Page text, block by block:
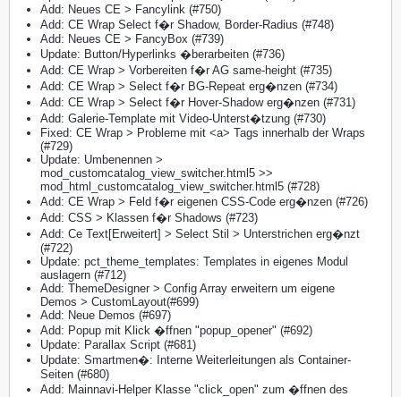
Add: Neues CE > Fancylink (#750)
Add: CE Wrap Select f�r Shadow, Border-Radius (#748)
Add: Neues CE > FancyBox (#739)
Update: Button/Hyperlinks �berarbeiten (#736)
Add: CE Wrap > Vorbereiten f�r AG same-height (#735)
Add: CE Wrap > Select f�r BG-Repeat erg�nzen (#734)
Add: CE Wrap > Select f�r Hover-Shadow erg�nzen (#731)
Add: Galerie-Template mit Video-Unterst�tzung (#730)
Fixed: CE Wrap > Probleme mit <a> Tags innerhalb der Wraps
(#729)
Update: Umbenennen >
mod_customcatalog_view_switcher.html5 >>
mod_html_customcatalog_view_switcher.html5 (#728)
Add: CE Wrap > Feld f�r eigenen CSS-Code erg�nzen (#726)
Add: CSS > Klassen f�r Shadows (#723)
Add: Ce Text[Erweitert] > Select Stil > Unterstrichen erg�nzt
(#722)
Update: pct_theme_templates: Templates in eigenes Modul
auslagern (#712)
Add: ThemeDesigner > Config Array erweitern um eigene
Demos > CustomLayout(#699)
Add: Neue Demos (#697)
Add: Popup mit Klick �ffnen "popup_opener" (#692)
Update: Parallax Script (#681)
Update: Smartmen�: Interne Weiterleitungen als Container-
Seiten (#680)
Add: Mainnavi-Helper Klasse "click_open" zum �ffnen des